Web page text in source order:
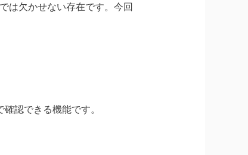
は欠かせない存在です。今回
認できる機能です。